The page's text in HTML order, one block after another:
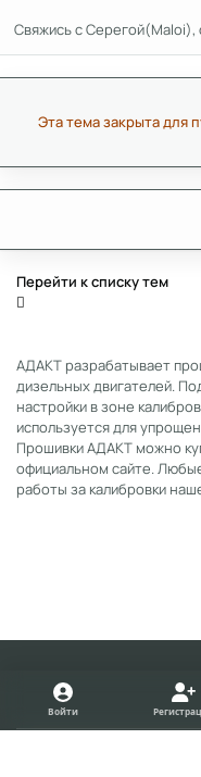
Свяжись с Серегой(Maloi),
Эта тема закрыта для
Перейти к списку тем
АДАКТ разрабатывает
дизельных двигателей.
настройки в зоне
используется для
Прошивки АДАКТ можно
официальном сайте.
работы за калибровки
Light ModeDark ModeSystem Preference
Войти